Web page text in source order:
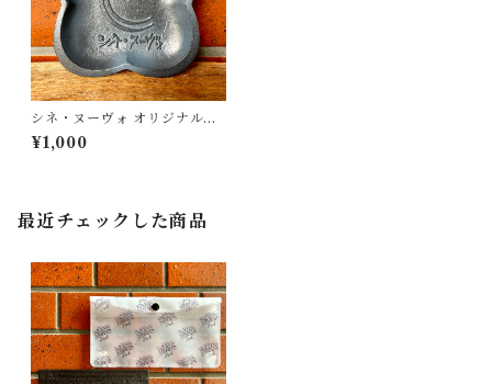
シネ・ヌーヴォ オリジナル灰
皿
¥1,000
最近チェックした商品